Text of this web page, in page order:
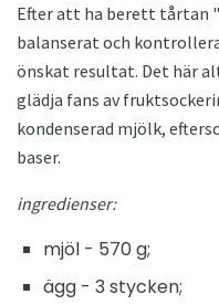
Efter att ha berett tårtan
balanserat och
önskat resultat. Det här
glädja fans av
kondenserad mjölk,
baser.
ingredienser:
mjöl - 570 g;
ägg - 3 stycken;